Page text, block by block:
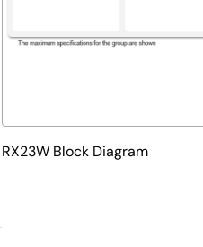
RX23W Block Diagram